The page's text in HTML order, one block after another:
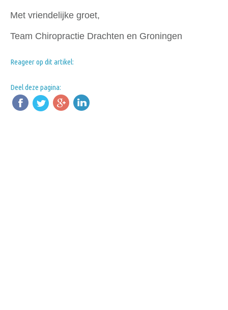
Met vriendelijke groet,
Team Chiropractie Drachten en Groningen
Reageer op dit artikel:
Deel deze pagina: